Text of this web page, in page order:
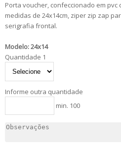
Porta voucher, confeccionado em pvc
medidas de 24x14cm, ziper zip zap
serigrafia frontal.
Modelo: 24x14
Quantidade 1
Informe outra quantidade
min. 100